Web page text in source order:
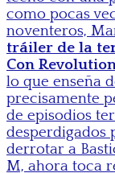
como pocas
noventeros,
tráiler de la
Con
lo que enseña
precisamente
de episodios
desperdigados
derrotar a
M, ahora toca